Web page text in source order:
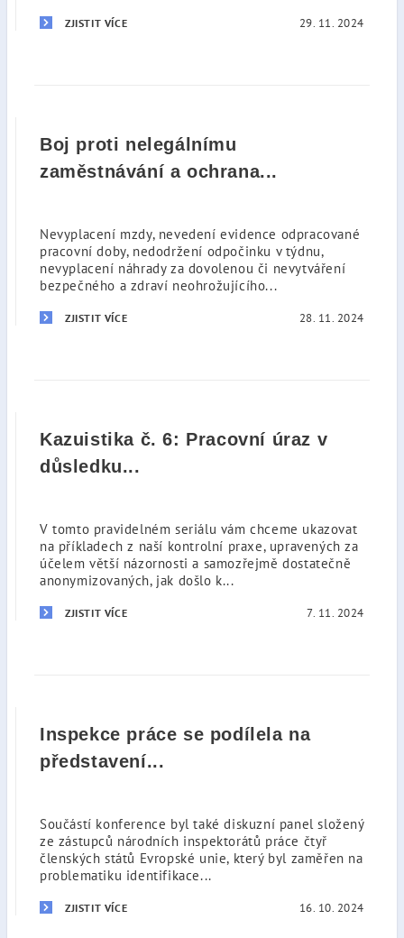
ZJISTIT VÍCE 29. 11. 2024
Boj proti nelegálnímu
zaměstnávání a ochrana...
Nevyplacení mzdy, nevedení evidence odpracované
pracovní doby, nedodržení odpočinku v týdnu,
nevyplacení náhrady za dovolenou či nevytváření
bezpečného a zdraví neohrožujícího...
ZJISTIT VÍCE 28. 11. 2024
Kazuistika č. 6: Pracovní úraz v
důsledku...
V tomto pravidelném seriálu vám chceme ukazovat
na příkladech z naší kontrolní praxe, upravených za
účelem větší názornosti a samozřejmě dostatečně
anonymizovaných, jak došlo k...
ZJISTIT VÍCE 7. 11. 2024
Inspekce práce se podílela na
představení...
Součástí konference byl také diskuzní panel složený
ze zástupců národních inspektorátů práce čtyř
členských států Evropské unie, který byl zaměřen na
problematiku identifikace...
ZJISTIT VÍCE 16. 10. 2024